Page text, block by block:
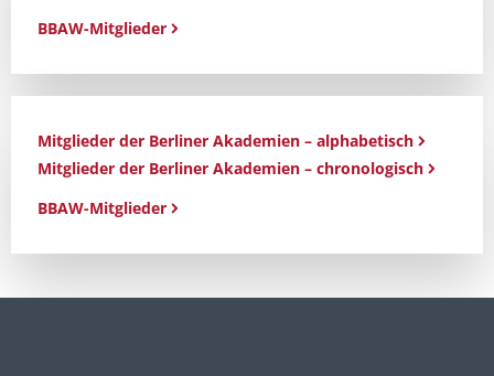
BBAW-Mitglieder
Mitglieder der Berliner Akademien – alphabetisch
Mitglieder der Berliner Akademien – chronologisch
BBAW-Mitglieder